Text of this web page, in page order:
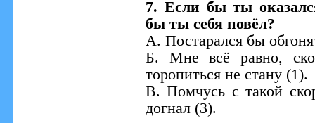
7. Если бы ты
бы ты себя повёл?
А. Постарался бы
Б. Мне всё равно,
торопиться не стану (1).
В. Помчусь с такой
догнал (3).